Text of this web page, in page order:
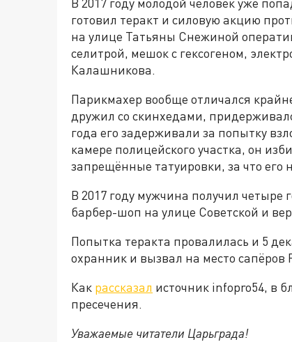
готовил теракт и силовую акцию
на улице Татьяны Снежиной
селитрой, мешок с гексогеном,
Калашникова.
Парикмахер вообще отличался
дружил со скинхедами,
года его задерживали за попытку
камере полицейского участка, он
запрещённые татуировки, за что
В 2017 году мужчина получил четыре
барбер-шоп на улице Советской и
Попытка теракта провалилась и 5
охранник и вызвал на место сапёров
Как рассказал источник infopro54, в
пресечения.
Уважаемые читатели Царьграда!